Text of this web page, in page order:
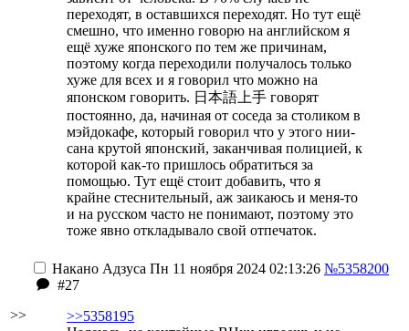
переходят, в оставшихся переходят. Но тут ещё
смешно, что именно говорю на английском я
ещё хуже японского по тем же причинам,
поэтому когда переходили получалось только
хуже для всех и я говорил что можно на
японском говорить. 日本語上手 говорят
постоянно, да, начиная от соседа за столиком в
мэйдокафе, который говорил что у этого нии-
сана крутой японский, заканчивая полицией, к
которой как-то пришлось обратиться за
помощью. Тут ещё стоит добавить, что я
крайне стеснительный, аж заикаюсь и меня-то
и на русском часто не понимают, поэтому это
тоже явно откладывало свой отпечаток.
>>
Накано Адзуса Пн 11 ноября 2024 02:13:26 №5358200
#27
>>5358195